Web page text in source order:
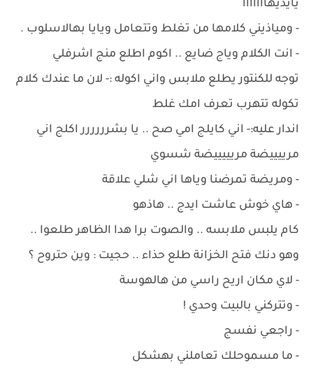
يأيذيهااااااا
- ومياذيني كلامها من تغلط وتتعامل ويايا بهالاسلوب .
- انت الكلام وياج ضايع .. اكوم اطلع منج اشرفلي
توجه للكنتور يطلع ملابس واني اكوله :- لان ما عندك كلام
تكوله تتهرب تعرف امك غلط
اندار عليه:- اني كايلج امي صح .. يا بشرررررر اكلج اني
مرييييضة مريييييضة شسوي
- ومريضة تمرضنا وياها اني شلي علاقة
- هاي خوش عاشت ايدج .. هاذهو
كام يلبس ملابسه .. والصوت برا هدا الظاهر طلعوا ..
وهو دنك فتح الخزانة طلع حذاء .. حجيت : وين حتروح ؟
- لاي مكان اريح راسي من هالهوسة
- وتتركني بالبيت وحدي !
- راجعي نفسج
- ما مسموحلك تعاملني بهشكل